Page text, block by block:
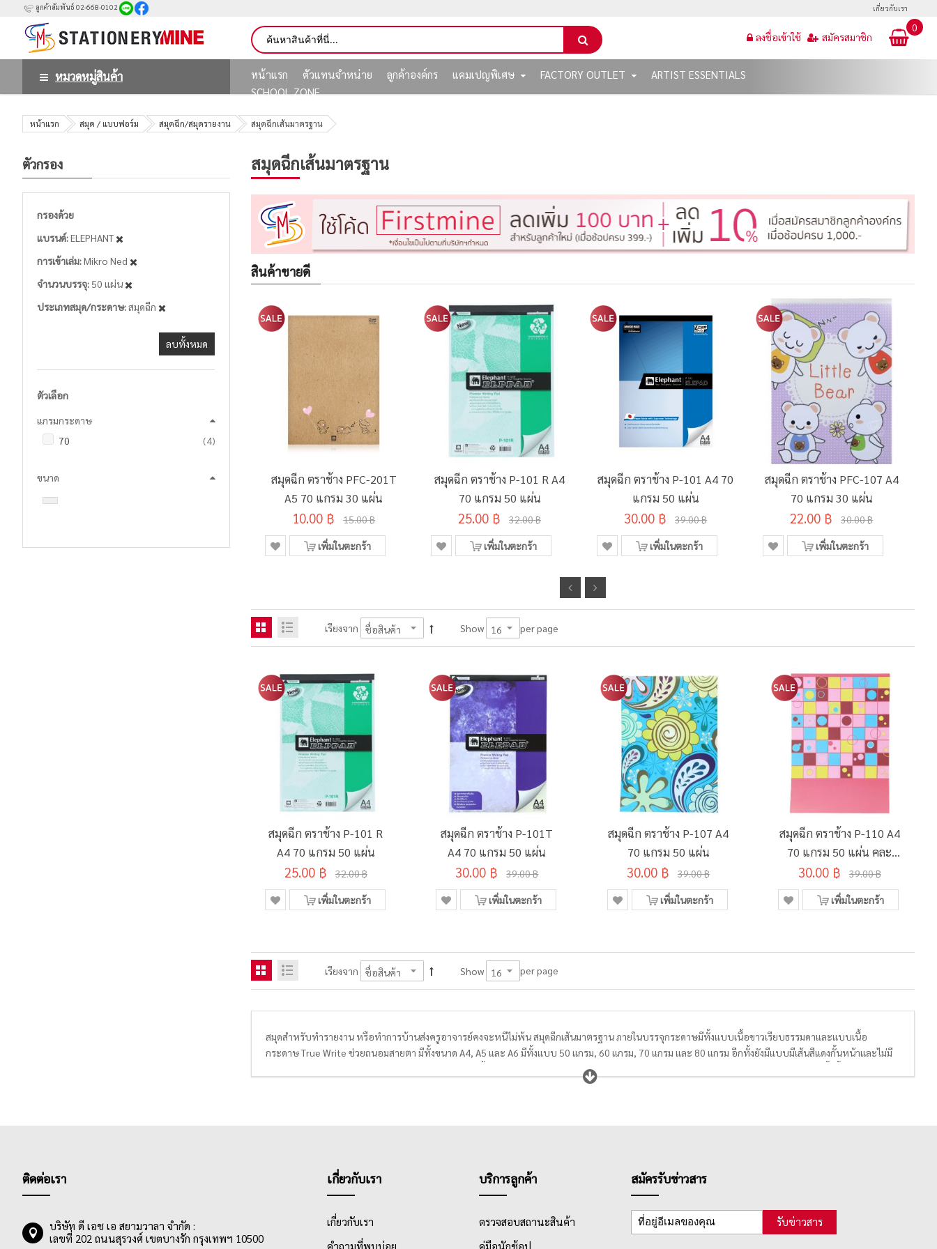
ลูกค้าสัมพันธ์ 02-668-0102 เกี่ยวกับเรา
0
ลงชื่อเข้าใช้ สมัครสมาชิก
หมวดหมู่สินค้า หน้าแรก ตัวแทนจำหน่าย ลูกค้าองค์กร แคมเปญพิเศษ FACTORY OUTLET
ARTIST ESSENTIALS
SCHOOL ZONE
หน้าแรก สมุด / แบบฟอร์ม สมุดฉีก/สมุดรายงาน สมุดฉีกเส้นมาตรฐาน
สมุดฉีกเส้นมาตรฐาน
สินค้าขายดี
สมุดฉีก ตราช้าง PFC-201T
A5 70 แกรม 30 แผ่น
10.00 ฿ 15.00 ฿
เพิ่มในตะกร้า
สมุดฉีก ตราช้าง P-101 R A4
70 แกรม 50 แผ่น
25.00 ฿ 32.00 ฿
เพิ่มในตะกร้า
สมุดฉีก ตราช้าง P-101 A4 70
แกรม 50 แผ่น
30.00 ฿ 39.00 ฿
เพิ่มในตะกร้า
สมุดฉีก ตราช้าง PFC-107 A4
70 แกรม 30 แผ่น
22.00 ฿ 30.00 ฿
เพิ่มในตะกร้า
เรียงจาก Show per page
สมุดฉีก ตราช้าง P-101 R
A4 70 แกรม 50 แผ่น
25.00 ฿ 32.00 ฿
เพิ่มในตะกร้า
สมุดฉีก ตราช้าง P-101T
A4 70 แกรม 50 แผ่น
30.00 ฿ 39.00 ฿
เพิ่มในตะกร้า
สมุดฉีก ตราช้าง P-107 A4
70 แกรม 50 แผ่น
30.00 ฿ 39.00 ฿
เพิ่มในตะกร้า
สมุดฉีก ตราช้าง P-110 A4
70 แกรม 50 แผ่น คละ
ลาย
30.00 ฿ 39.00 ฿
เพิ่มในตะกร้า
เรียงจาก Show per page
สมุดสำหรับทำรายงาน หรือทำการบ้านส่งครูอาจารย์คงจะหนีไม่พ้น สมุดฉีกเส้นมาตรฐาน ภายในบรรจุกระดาษมีทั้งแบบเนื้อขาวเรียบธรรมดาและแบบเนื้อ
กระดาษ True Write ช่วยถนอมสายตา มีทั้งขนาด A4, A5 และ A6 มีทั้งแบบ 50 แกรม, 60 แกรม, 70 แกรม และ 80 แกรม อีกทั้งยังมีแบบมีเส้นสีแดงกั้นหน้าและไม่มี
เส้นให้นักเรียน นักศึกษา หรือพนักงานออฟฟิศได้เลือกซื้อตามความเหมาะสมอีกด้วย จะเขียนรายงาน ทำการบ้าน หรือจดบันทึกการประชุมก็ได้ทั้งนั้น เพราะสมุด
ฉีกขนาด A4 เหมาะสำหรับการเขียนรายงานส่งอาจารย์หรือคุณครู กลุ่มผู้ซื้อสมุดฉีกเส้นมาตรฐานส่วนใหญ่จึงเป็น กลุ่มนักเรียนและนักศึกษาในระดับชั้นต่างๆ โดย
ตัวกรอง
กรองด้วย
แบรนด์ ELEPHANT
การเข้าเล่ม Mikro Ned
จำนวนบรรจุ 50 แผ่น
ประเภทสมุด/กระดาษ สมุดฉีก
ลบทั้งหมด
ตัวเลือก
แกรมกระดาษ
70
4รายการ
ขนาด
ติดต่อเรา
บริษัท ดี เอช เอ สยามวาลา จำกัด :
เลขที่ 202 ถนนสุรวงศ์ เขตบางรัก กรุงเทพฯ 10500
เกี่ยวกับเรา
เกี่ยวกับเรา
คำถามที่พบบ่อย
บริการลูกค้า
ตรวจสอบสถานะสินค้า
คู่มือนักช้อป
สมัครรับข่าวสาร
รับข่าวสาร